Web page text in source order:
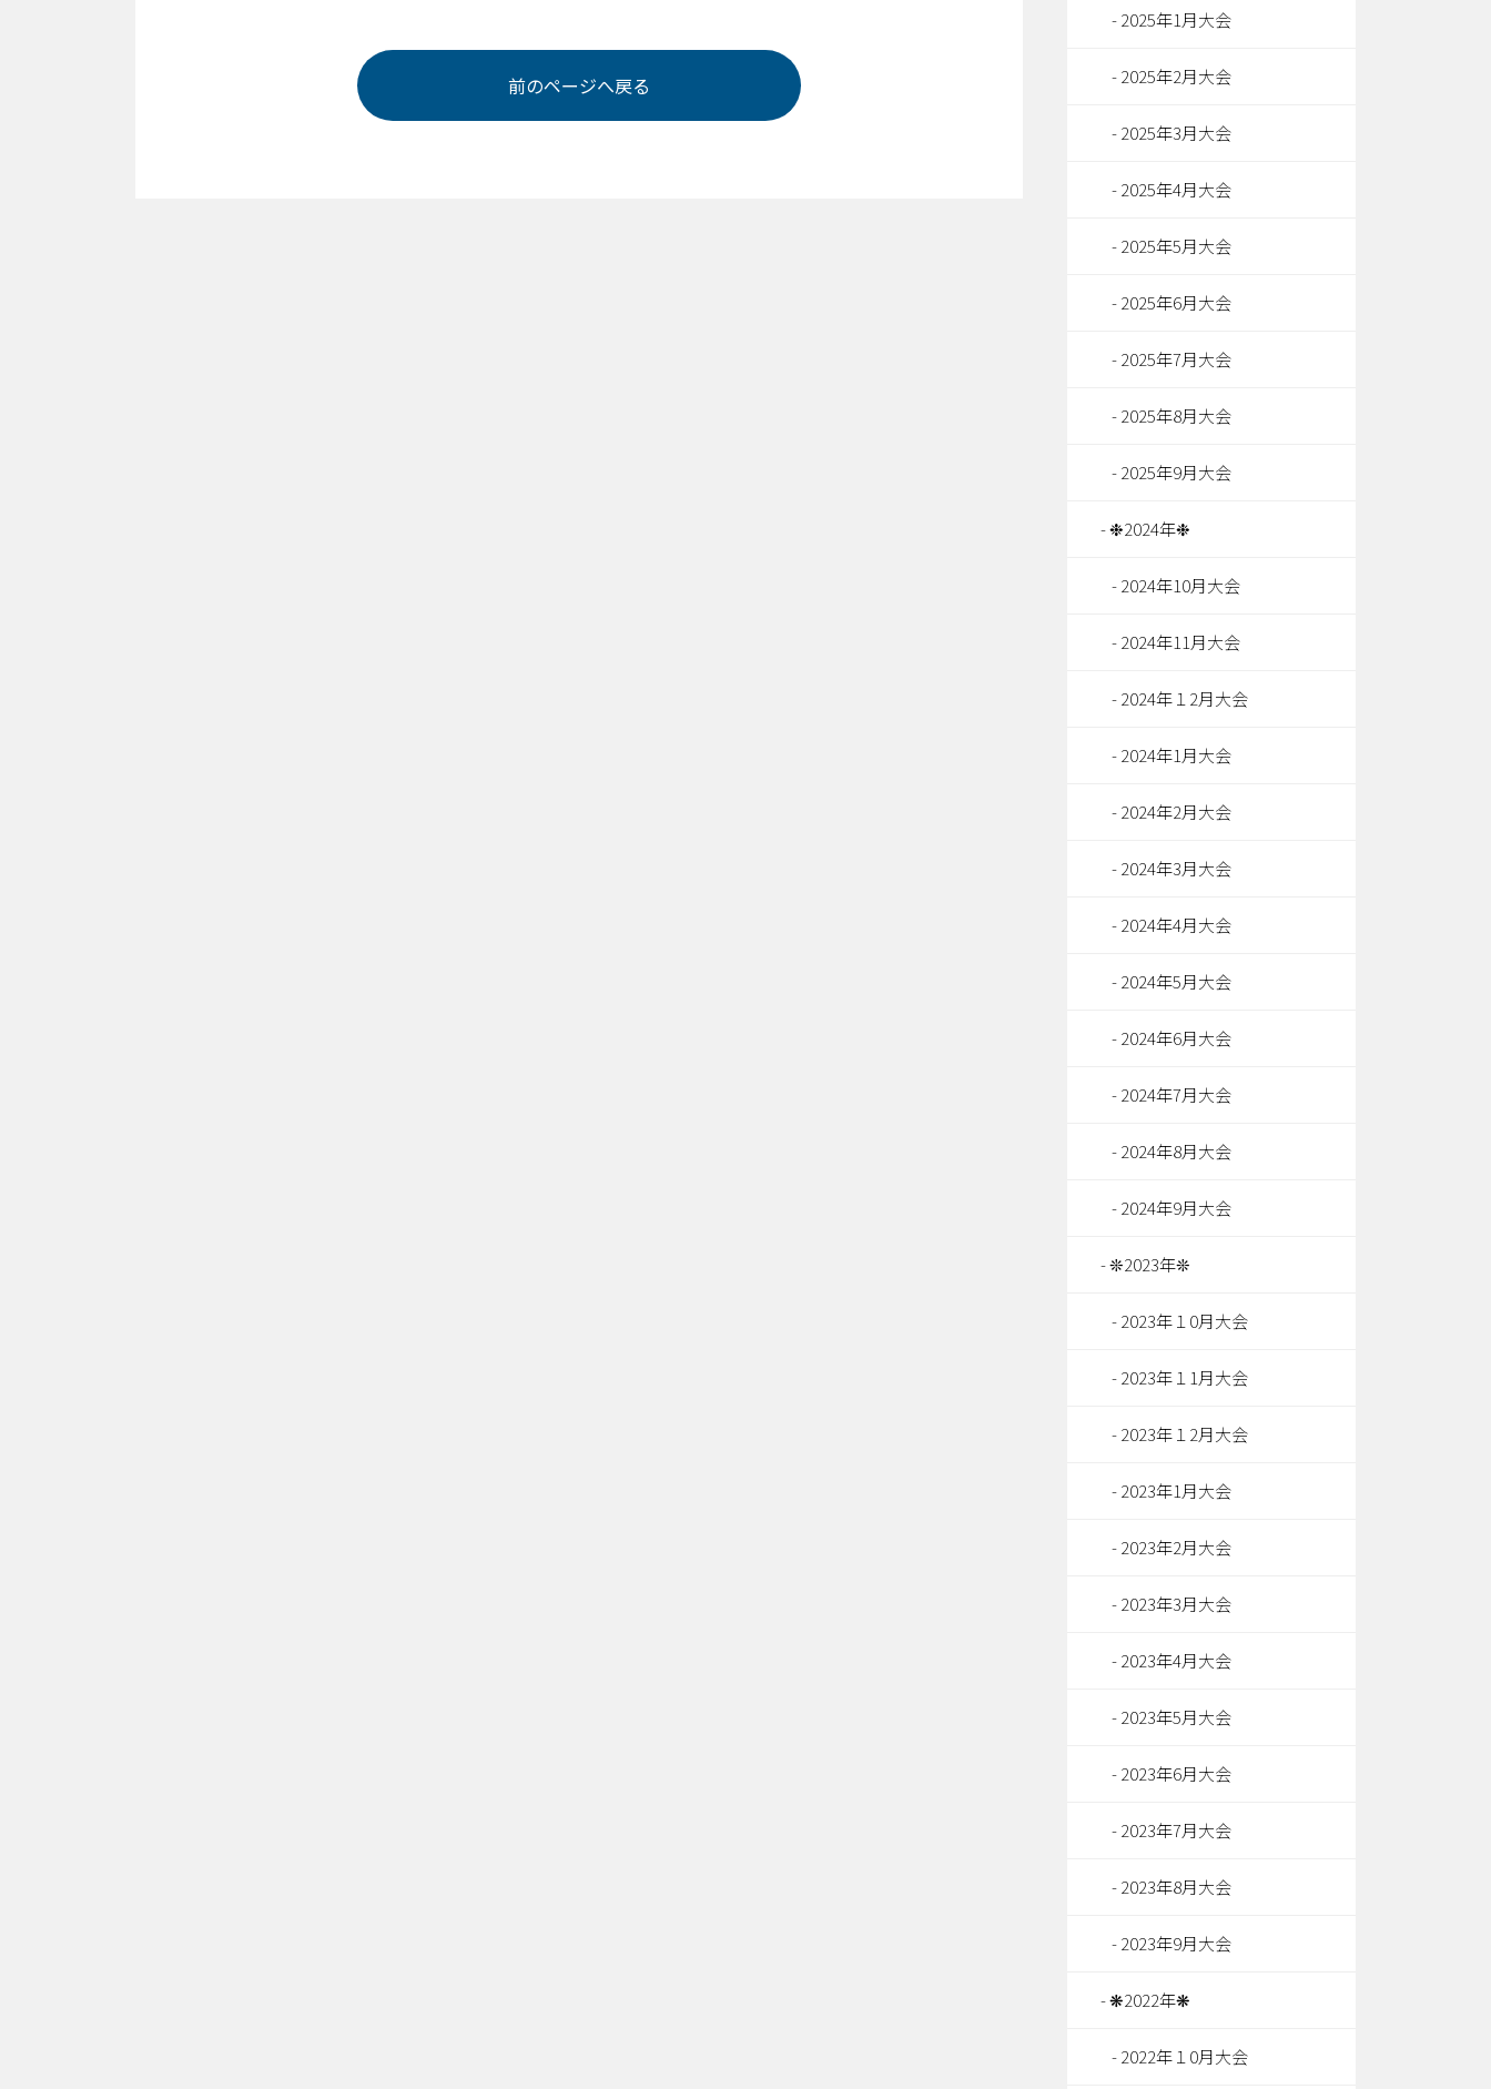
前のページへ戻る
2025年1月大会
2025年2月大会
2025年3月大会
2025年4月大会
2025年5月大会
2025年6月大会
2025年7月大会
2025年8月大会
2025年9月大会
❉2024年❉
2024年10月大会
2024年11月大会
2024年１2月大会
2024年1月大会
2024年2月大会
2024年3月大会
2024年4月大会
2024年5月大会
2024年6月大会
2024年7月大会
2024年8月大会
2024年9月大会
❊2023年❊
2023年１0月大会
2023年１1月大会
2023年１2月大会
2023年1月大会
2023年2月大会
2023年3月大会
2023年4月大会
2023年5月大会
2023年6月大会
2023年7月大会
2023年8月大会
2023年9月大会
❋2022年❋
2022年１0月大会